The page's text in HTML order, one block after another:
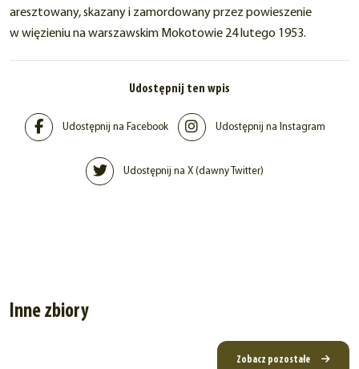
aresztowany, skazany i zamordowany przez powieszenie
w więzieniu na warszawskim Mokotowie 24 lutego 1953.
Udostępnij ten wpis
Udostępnij na Facebook Udostępnij na Instagram
Udostępnij na X (dawny Twitter)
Inne zbiory
Zobacz pozostałe